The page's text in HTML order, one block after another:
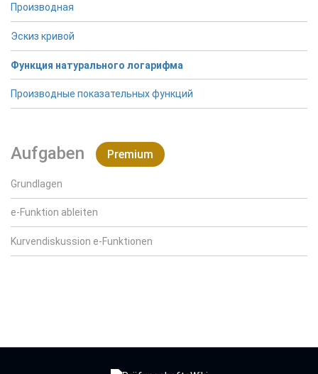
Производная
Эскиз кривой
Функция натурального логарифма
Производные показательных функций
Aufgaben Premium
Grundlagen
e-Funktion ableiten
Kurvendiskussion e-Funktionen